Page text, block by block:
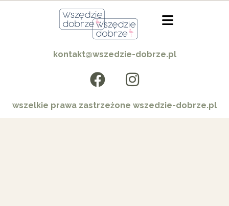
kontakt@wszedzie-dobrze.pl
wszelkie prawa zastrzeżone wszedzie-dobrze.pl